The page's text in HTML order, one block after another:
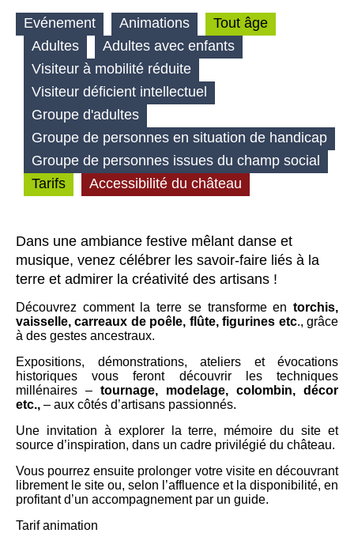
Evénement Animations
Tout âge
Adultes
Adultes avec enfants
Visiteur à mobilité réduite
Visiteur déficient intellectuel
Groupe d'adultes
Groupe de personnes en situation de handicap
Groupe de personnes issues du champ social
Tarifs
Accessibilité du château
Dans une ambiance festive mêlant danse et
musique, venez célébrer les savoir-faire liés à la
terre et admirer la créativité des artisans !
Découvrez comment la terre se transforme en torchis,
vaisselle, carreaux de poêle, flûte, figurines etc., grâce
à des gestes ancestraux.
Expositions, démonstrations, ateliers et évocations
historiques vous feront découvrir les techniques
millénaires – tournage, modelage, colombin, décor
etc., – aux côtés d’artisans passionnés.
Une invitation à explorer la terre, mémoire du site et
source d’inspiration, dans un cadre privilégié du château.
Vous pourrez ensuite prolonger votre visite en découvrant
librement le site ou, selon l’affluence et la disponibilité, en
profitant d’un accompagnement par un guide.
Tarif animation